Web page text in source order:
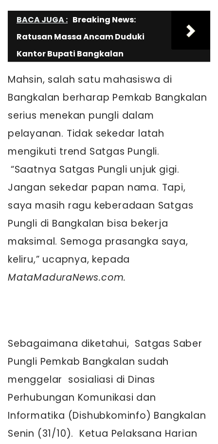
BACA JUGA : Breaking News:
Ratusan Massa Ancam Duduki
Kantor Bupati Bangkalan
Mahsin, salah satu mahasiswa di
Bangkalan berharap Pemkab Bangkalan
serius menekan pungli dalam
pelayanan. Tidak sekedar latah
mengikuti trend Satgas Pungli.
“Saatnya Satgas Pungli unjuk gigi.
Jangan sekedar papan nama. Tapi,
saya masih ragu keberadaan Satgas
Pungli di Bangkalan bisa bekerja
maksimal. Semoga prasangka saya,
keliru,” ucapnya, kepada
MataMaduraNews.com.
Sebagaimana diketahui, Satgas Saber
Pungli Pemkab Bangkalan sudah
menggelar sosialiasi di Dinas
Perhubungan Komunikasi dan
Informatika (Dishubkominfo) Bangkalan
Senin (31/10). Ketua Pelaksana Harian